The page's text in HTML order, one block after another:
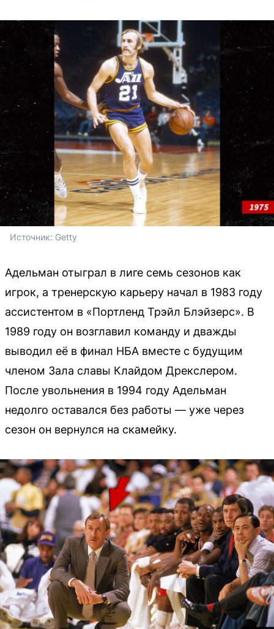
Источник: Getty
Адельман отыграл в лиге семь сезонов как
игрок, а тренерскую карьеру начал в 1983 году
ассистентом в «Портленд Трэйл Блэйзерс». В
1989 году он возглавил команду и дважды
выводил её в финал НБА вместе с будущим
членом Зала славы Клайдом Дрекслером.
После увольнения в 1994 году Адельман
недолго оставался без работы — уже через
сезон он вернулся на скамейку.